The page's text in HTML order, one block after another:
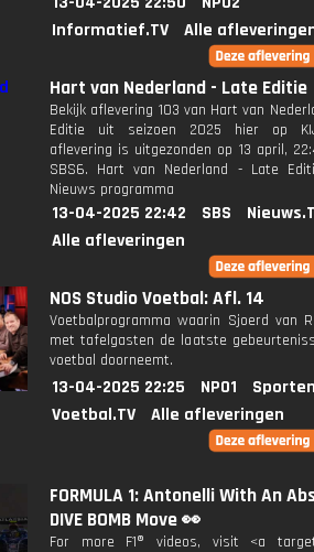
Informatief.TV
Alle
Hart van Nederland - Late Editie
Bekijk aflevering 103 van Hart van
Editie uit seizoen 2025 hier op
aflevering is uitgezonden op 13 april,
SBS6. Hart van Nederland - Late
Nieuws programma
13-04-2025 22:42 SBS
Alle afleveringen
NOS Studio Voetbal: Afl. 14
Voetbalprogramma waarin Sjoerd van
met tafelgasten de laatste
voetbal doorneemt.
13-04-2025 22:25 NPO1
Voetbal.TV
Alle afleveringen
FORMULA 1: Antonelli With An
DIVE BOMB Move 👀
For more F1® videos, visit <a